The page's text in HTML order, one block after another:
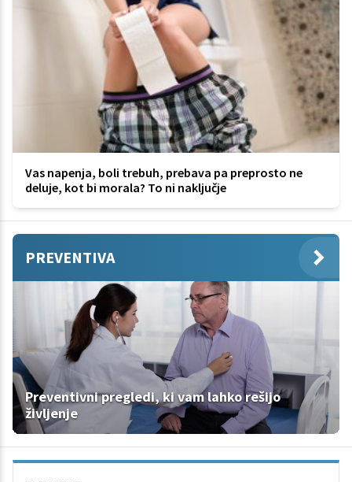
Vas napenja, boli trebuh, prebava pa preprosto ne
deluje, kot bi morala? To ni naključje
PREVENTIVA
Preventivni pregledi, ki vam lahko rešijo
življenje